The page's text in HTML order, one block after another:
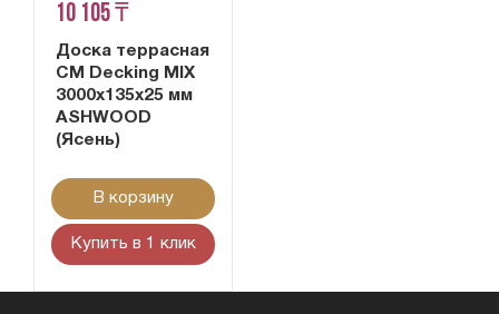
10 105 ₸
Доска террасная
CM Decking MIX
3000х135х25 мм
ASHWOOD
(Ясень)
В корзину
Купить в 1 клик